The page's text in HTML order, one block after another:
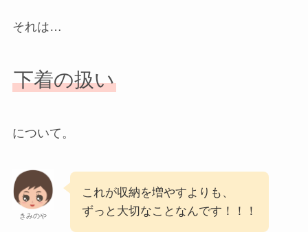
それは…
下着の扱い
について。
きみのや
これが収納を増やすよりも、
ずっと大切なことなんです！！！